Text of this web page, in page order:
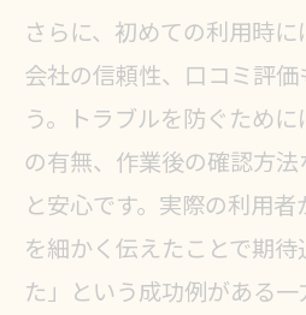
さらに、初めての利用時
会社の信頼性、口コミ評
う。トラブルを防ぐため
の有無、作業後の確認方法
と安心です。実際の利用
を細かく伝えたことで期
た」という成功例がある